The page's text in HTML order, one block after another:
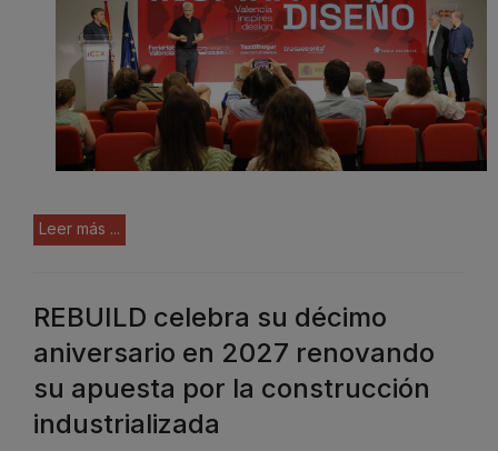
Leer más ...
REBUILD celebra su décimo
aniversario en 2027 renovando
su apuesta por la construcción
industrializada